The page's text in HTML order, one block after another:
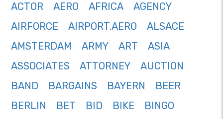
ACTOR
AERO AFRICA
AGENCY
AIRFORCE
AIRPORT.AERO
ALSACE
AMSTERDAM
ARMY ART
ASIA
ASSOCIATES
ATTORNEY
AUCTION
BAND
BARGAINS BAYERN
BEER
BERLIN
BET BID BIKE
BINGO